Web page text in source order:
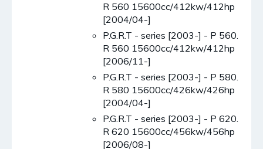
R 560 15600cc/412kw/412hp
[2004/04-]
P.G.R.T - series [2003-] - P 560.
R 560 15600cc/412kw/412hp
[2006/11-]
P.G.R.T - series [2003-] - P 580.
R 580 15600cc/426kw/426hp
[2004/04-]
P.G.R.T - series [2003-] - P 620.
R 620 15600cc/456kw/456hp
[2006/08-]